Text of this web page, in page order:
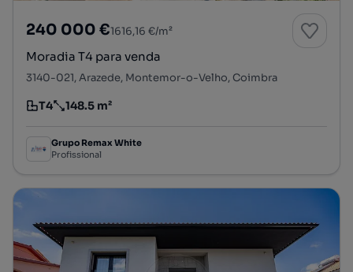
240 000 €1616,16 €/m²
Moradia T4 para venda
3140-021, Arazede, Montemor-o-Velho, Coimbra
Tipologia
T4
Preço por metro quadrado
148.5 m²
Grupo Remax White
Profissional